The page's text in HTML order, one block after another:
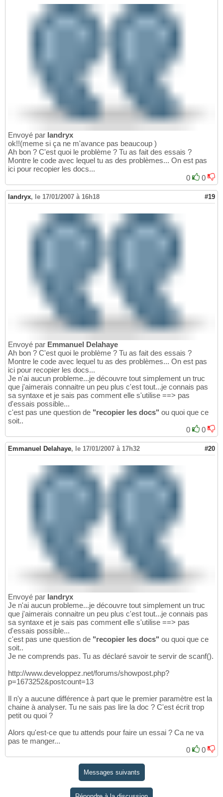
Envoyé par landryx
ok!!(meme si ça ne m'avance pas beaucoup )
Ah bon ? C'est quoi le problème ? Tu as fait des essais ?
Montre le code avec lequel tu as des problèmes... On est pas
ici pour recopier les docs...
0
0
landryx, le 17/01/2007 à 16h18 #19
Envoyé par Emmanuel Delahaye
Ah bon ? C'est quoi le problème ? Tu as fait des essais ?
Montre le code avec lequel tu as des problèmes... On est pas
ici pour recopier les docs...
Je n'ai aucun probleme...je découvre tout simplement un truc
que j'aimerais connaitre un peu plus c'est tout...je connais pas
sa syntaxe et je sais pas comment elle s'utilise ==> pas
d'essais possible...
c'est pas une question de "recopier les docs" ou quoi que ce
soit..
0
0
Emmanuel Delahaye, le 17/01/2007 à 17h32 #20
Envoyé par landryx
Je n'ai aucun probleme...je découvre tout simplement un truc
que j'aimerais connaitre un peu plus c'est tout...je connais pas
sa syntaxe et je sais pas comment elle s'utilise ==> pas
d'essais possible...
c'est pas une question de "recopier les docs" ou quoi que ce
soit..
Je ne comprends pas. Tu as déclaré savoir te servir de scanf().
http://www.developpez.net/forums/showpost.php?
p=1673252&postcount=13
Il n'y a aucune différence à part que le premier paramètre est la
chaine à analyser. Tu ne sais pas lire la doc ? C'est écrit trop
petit ou quoi ?
Alors qu'est-ce que tu attends pour faire un essai ? Ca ne va
pas te manger...
0
0
Messages suivants